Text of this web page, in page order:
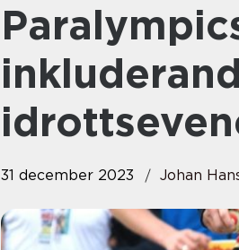
Paralympics: En översikt av den
31 december 2023 Johan